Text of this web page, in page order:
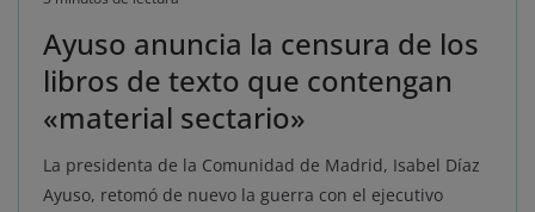
Ayuso anuncia la censura de los
libros de texto que contengan
«material sectario»
La presidenta de la Comunidad de Madrid, Isabel Díaz
Ayuso, retomó de nuevo la guerra con el ejecutivo